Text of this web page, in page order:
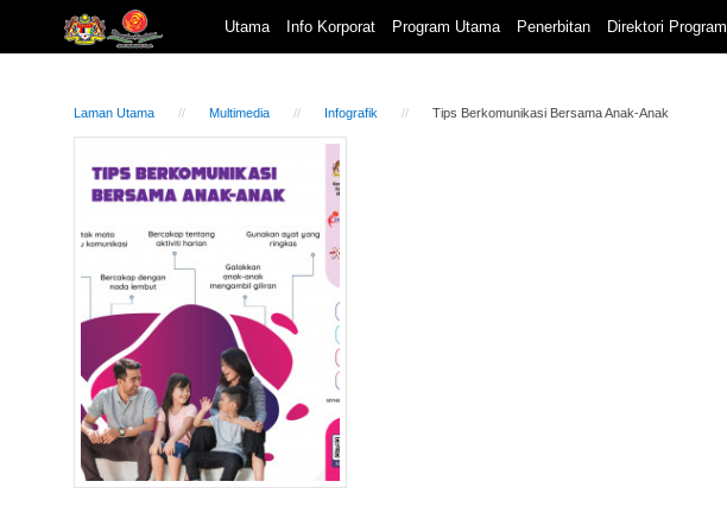
Utama Info Korporat Program Utama Penerbitan Direktori Program
Laman Utama Multimedia Infografik Tips Berkomunikasi Bersama Anak-Anak